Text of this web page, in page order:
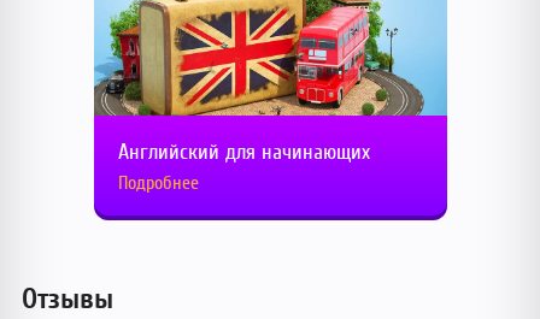
Английский для начинающих
Подробнее
Отзывы